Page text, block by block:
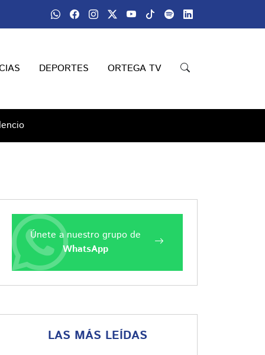
DEPORTES ORTEGA TV
Únete a nuestro grupo de
WhatsApp
LAS MÁS LEÍDAS